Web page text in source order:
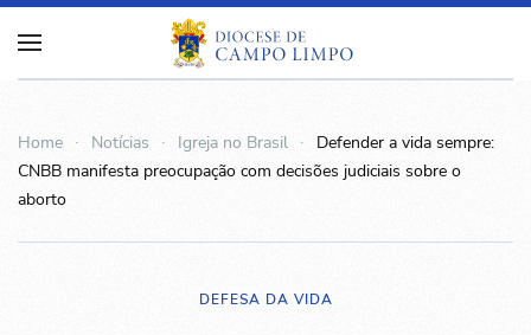
Home Notícias Igreja no Brasil
Defender a vida sempre:
CNBB manifesta preocupação com decisões judiciais sobre o
aborto
DEFESA DA VIDA